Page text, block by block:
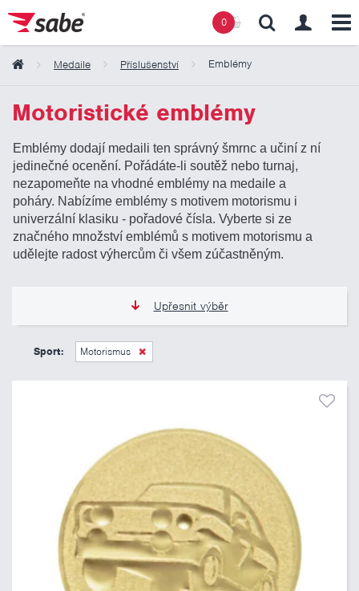
0
Medaile Příslušenství Emblémy
Motoristické emblémy
Emblémy dodají medaili ten správný šmrnc a učiní z ní
jedinečné ocenění. Pořádáte-li soutěž nebo turnaj,
nezapomeňte na vhodné emblémy na medaile a
poháry. Nabízíme emblémy s motivem motorismu i
univerzální klasiku - pořadové čísla. Vyberte si ze
značného množství emblémů s motivem motorismu a
udělejte radost výhercům či všem zúčastněným.
Upřesnit výběr
6 Kč
Sport: Motorismus
Obsah košíku
Košík zeje prázdnotou